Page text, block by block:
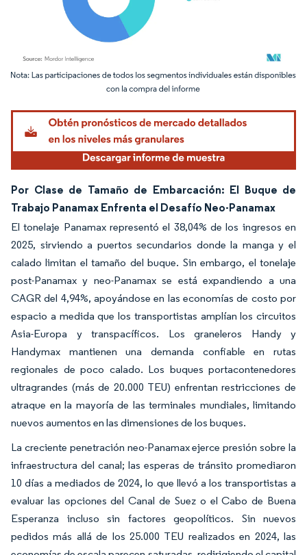
Imagen © Mordor Intelligence. El uso requiere atribución según CC BY 4.0.
Por Clase de Tamaño de Embarcación: El Buque de
Trabajo Panamax Enfrenta el Desafío Neo-Panamax
El tonelaje Panamax representó el 38,04% de los ingresos en
2025, sirviendo a puertos secundarios donde la manga y el
calado limitan el tamaño del buque. Sin embargo, el tonelaje
post-Panamax y neo-Panamax se está expandiendo a una
CAGR del 4,94%, apoyándose en las economías de costo por
espacio a medida que los transportistas amplían los circuitos
Asia-Europa y transpacíficos. Los graneleros Handy y
Handymax mantienen una demanda confiable en rutas
regionales de poco calado. Los buques portacontenedores
ultragrandes (más de 20.000 TEU) enfrentan restricciones de
atraque en la mayoría de las terminales mundiales, limitando
nuevos aumentos en las dimensiones de los buques.
La creciente penetración neo-Panamax ejerce presión sobre la
infraestructura del canal; las esperas de tránsito promediaron
10 días a mediados de 2024, lo que llevó a los transportistas a
evaluar las opciones del Canal de Suez o el Cabo de Buena
Esperanza incluso sin factores geopolíticos. Sin nuevos
pedidos más allá de los 25.000 TEU realizados en 2024, las